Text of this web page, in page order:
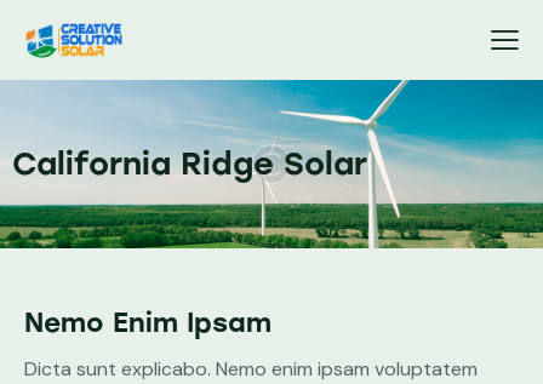
California Ridge Solar
Nemo Enim Ipsam
Dicta sunt explicabo. Nemo enim ipsam voluptatem